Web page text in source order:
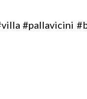
#pallavicini